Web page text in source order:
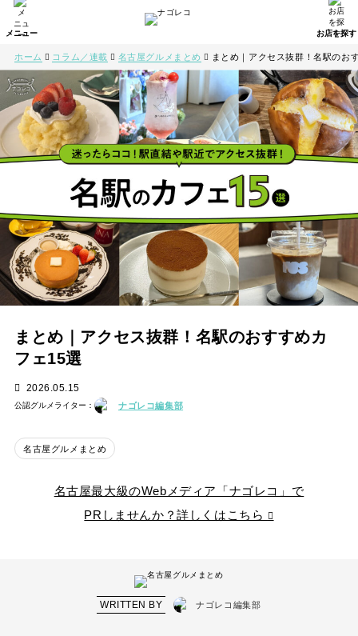
ホーム コラム／連載 名古屋グルメまとめ まとめ｜アクセス抜群！名駅のお
まとめ｜アクセス抜群！名駅のおすすめカ
フェ15選
2026.05.15
公認グルメライター： ナゴレコ編集部
名古屋グルメまとめ
名古屋最大級のWebメディア「ナゴレコ」で
PRしませんか？詳しくはこちら
WRITTEN BY ナゴレコ編集部